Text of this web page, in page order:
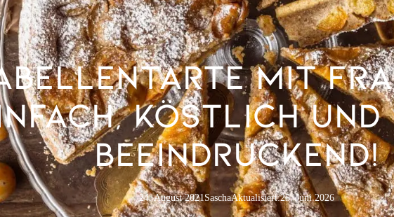
mit
köstlich und
beeindruckend!
24. August 2021SaschaAktualisiert:25. Juni 2026